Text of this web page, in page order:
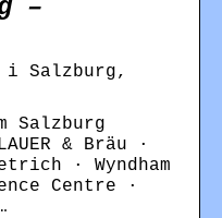
–
i Salzburg,
Salzburg
& Bräu ·
· Wyndham
Centre ·